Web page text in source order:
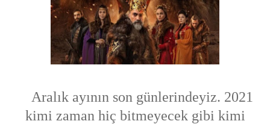
Aralık ayının son günlerindeyiz. 2021
kimi zaman hiç bitmeyecek gibi kimi